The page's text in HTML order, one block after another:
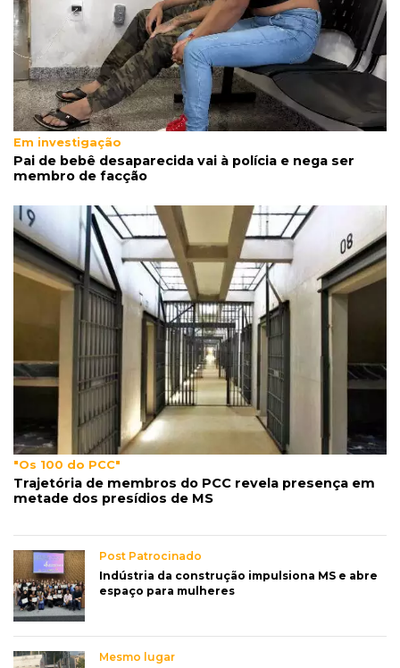
Em investigação
Pai de bebê desaparecida vai à polícia e nega ser
membro de facção
"Os 100 do PCC"
Trajetória de membros do PCC revela presença em
metade dos presídios de MS
Post Patrocinado
Indústria da construção impulsiona MS e abre
espaço para mulheres
Mesmo lugar